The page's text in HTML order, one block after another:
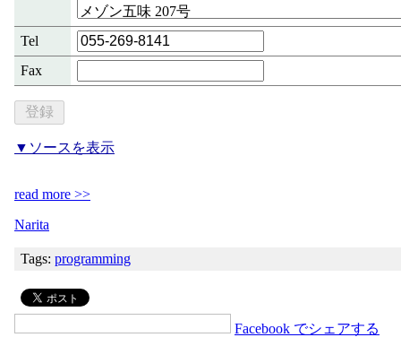
Tel
Fax
▼ソースを表示
read more >>
Narita
Tags:programming
Facebook でシェアする